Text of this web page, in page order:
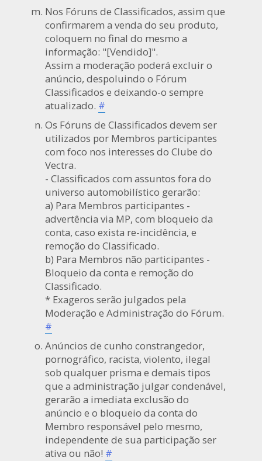
Nos Fóruns de Classificados, assim que
confirmarem a venda do seu produto,
coloquem no final do mesmo a
informação: "[Vendido]".
Assim a moderação poderá excluir o
anúncio, despoluindo o Fórum
Classificados e deixando-o sempre
atualizado. #
Os Fóruns de Classificados devem ser
utilizados por Membros participantes
com foco nos interesses do Clube do
Vectra.
- Classificados com assuntos fora do
universo automobilístico gerarão:
a) Para Membros participantes -
advertência via MP, com bloqueio da
conta, caso exista re-incidência, e
remoção do Classificado.
b) Para Membros não participantes -
Bloqueio da conta e remoção do
Classificado.
* Exageros serão julgados pela
Moderação e Administração do Fórum.
#
Anúncios de cunho constrangedor,
pornográfico, racista, violento, ilegal
sob qualquer prisma e demais tipos
que a administração julgar condenável,
gerarão a imediata exclusão do
anúncio e o bloqueio da conta do
Membro responsável pelo mesmo,
independente de sua participação ser
ativa ou não! #